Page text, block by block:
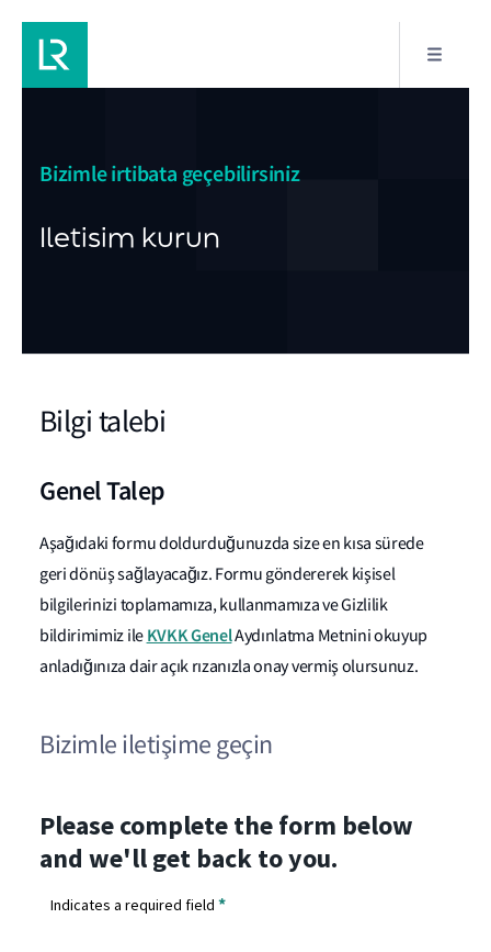
Bi̇zi̇mle i̇rti̇bata geçebi̇li̇rsi̇ni̇z
Iletisim kurun
Bilgi talebi
Genel Talep
Aşağıdaki formu doldurduğunuzda size en kısa sürede
geri dönüş sağlayacağız. Formu göndererek kişisel
bilgilerinizi toplamamıza, kullanmamıza ve Gizlilik
bildirimimiz ile KVKK GenelAydınlatma Metnini okuyup
anladığınıza dair açık rızanızla onay vermiş olursunuz.
Bizimle iletişime geçin